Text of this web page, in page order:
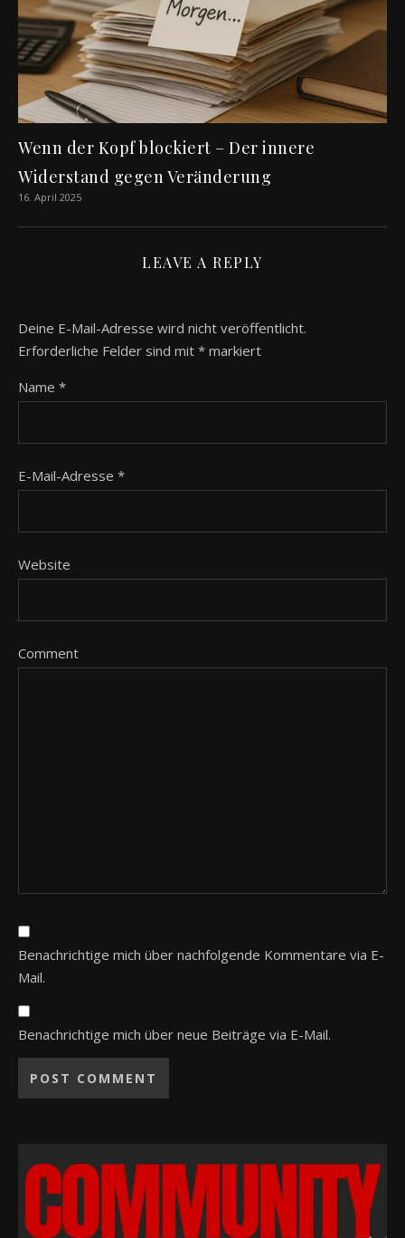
Wenn der Kopf blockiert – Der innere
Widerstand gegen Veränderung
16. April 2025
LEAVE A REPLY
Deine E-Mail-Adresse wird nicht veröffentlicht.
Erforderliche Felder sind mit * markiert
Name *
E-Mail-Adresse *
Website
Comment
Benachrichtige mich über nachfolgende Kommentare via E-
Mail.
Benachrichtige mich über neue Beiträge via E-Mail.